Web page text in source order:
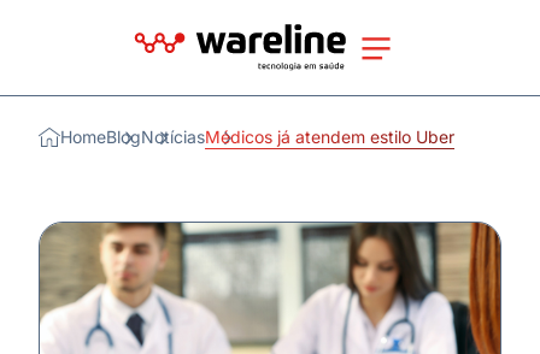
HomeBlogNotíciasMédicos já atendem estilo Uber